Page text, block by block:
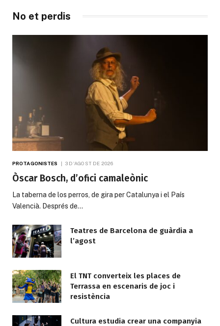
No et perdis
PROTAGONISTES 3 D'AGOST DE 2026
Òscar Bosch, d’ofici camaleònic
La taberna de los perros, de gira per Catalunya i el País
Valencià. Després de…
Teatres de Barcelona de guàrdia a
l’agost
El TNT converteix les places de
Terrassa en escenaris de joc i
resistència
Cultura estudia crear una companyia